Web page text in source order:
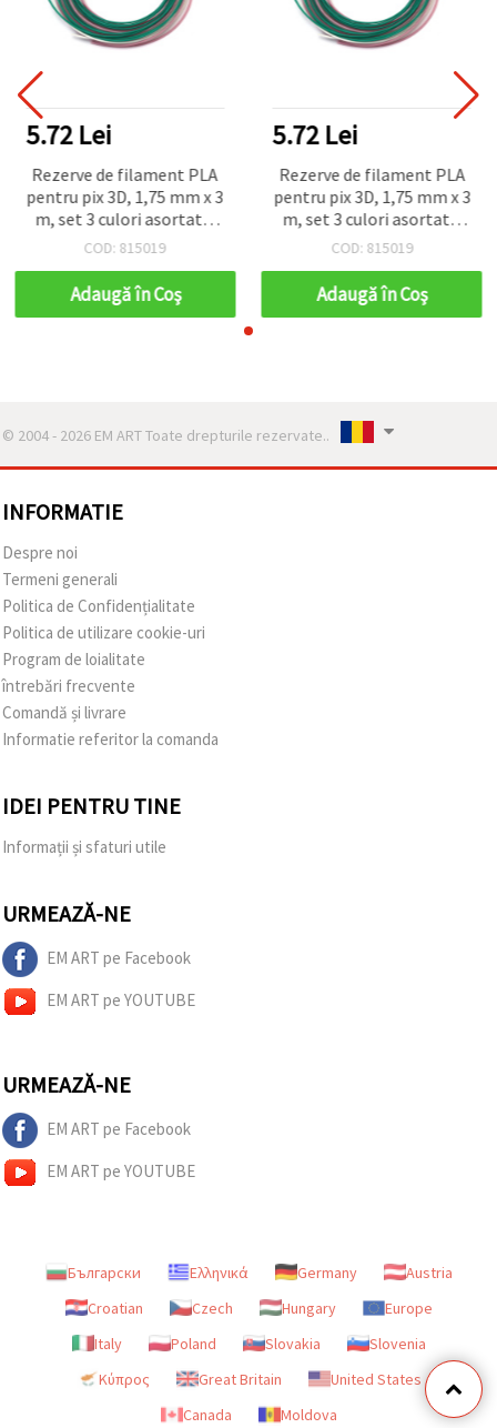
5.72 Lei
Rezerve de filament PLA
pentru pix 3D, 1,75 mm x 3
m, set 3 culori asortate:
alb, roz, verde închis
COD: 815019
Adaugă în Coş
5.72 Lei
Rezerve de filament PLA
pentru pix 3D, 1,75 mm x 3
m, set 3 culori asortate:
alb, roz, verde închis
COD: 815019
Adaugă în Coş
© 2004 - 2026 EM ART Toate drepturile rezervate..
INFORMATIE
Despre noi
Termeni generali
Politica de Confidențialitate
Politica de utilizare cookie-uri
Program de loialitate
întrebări frecvente
Comandă și livrare
Informatie referitor la comanda
IDEI PENTRU TINE
Informații și sfaturi utile
URMEAZĂ-NE
EM ART pe Facebook
EM ART pe YOUTUBE
URMEAZĂ-NE
EM ART pe Facebook
EM ART pe YOUTUBE
Български Ελληνικά Germany
Austria
Croatian
Czech Hungary
Europe
Italy
Poland Slovakia
Slovenia
Κύπρος
Great Britain
United States
Canada
Moldova